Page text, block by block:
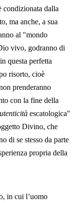
condizionata dalla
ma anche, a sua
al "mondo
vivo, godranno di
questa perfetta
risorto, cioè
prenderanno
con la fine della
escatologica"
Divino, che
di se stesso da parte
propria della
in cui l’uomo